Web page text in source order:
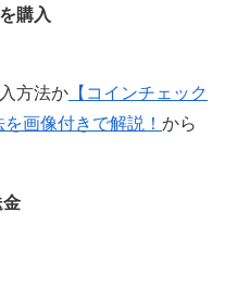
購入
方法か 【コインチェック
画像付きで解説！ から